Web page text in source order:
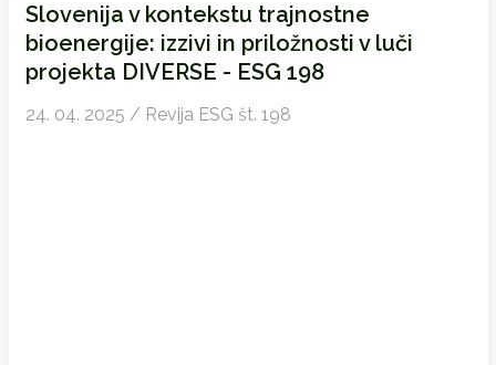
Slovenija v kontekstu trajnostne
bioenergije: izzivi in priložnosti v luči
projekta DIVERSE - ESG 198
24. 04. 2025 / Revija ESG št. 198